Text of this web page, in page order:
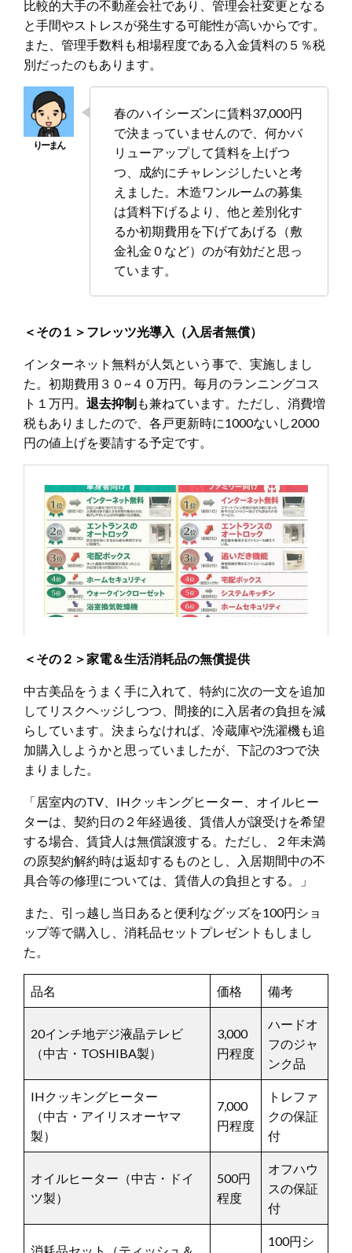
比較的大手の不動産会社であり、管理会社変更となる
と手間やストレスが発生する可能性が高いからです。
また、管理手数料も相場程度である入金賃料の５％税
別だったのもあります。
春のハイシーズンに賃料37,000円
で決まっていませんので、何かバ
リューアップして賃料を上げつ
つ、成約にチャレンジしたいと考
えました。木造ワンルームの募集
は賃料下げるより、他と差別化す
るか初期費用を下げてあげる（敷
金礼金０など）のが有効だと思っ
ています。
＜その１＞フレッツ光導入（入居者無償）
インターネット無料が人気という事で、実施しまし
た。初期費用３０~４０万円。毎月のランニングコス
ト１万円。 退去抑制も兼ねています。ただし、消費増
税もありましたので、各戸更新時に1000ないし2000
円の値上げを要請する予定です。
＜その２＞家電＆生活消耗品の無償提供
中古美品をうまく手に入れて、特約に次の一文を追加
してリスクヘッジしつつ、間接的に入居者の負担を減
らしています。決まらなければ、冷蔵庫や洗濯機も追
加購入しようかと思っていましたが、下記の3つで決
まりました。
「居室内のTV、IHクッキングヒーター、オイルヒー
ターは、契約日の２年経過後、賃借人が譲受けを希望
する場合、賃貸人は無償譲渡する。ただし、２年未満
の原契約解約時は返却するものとし、入居期間中の不
具合等の修理については、賃借人の負担とする。」
また、引っ越し当日あると便利なグッズを100円ショ
ップ等で購入し、消耗品セットプレゼントもしまし
た。
品名 価格 備考
20インチ地デジ液晶テレビ
（中古・TOSHIBA製）
3,000
円程度
ハードオ
フのジャ
ンク品
IHクッキングヒーター
（中古・アイリスオーヤマ
製）
7,000
円程度
トレファ
クの保証
付
オイルヒーター（中古・ドイ
ツ製）
500円
程度
オフハウ
スの保証
付
100円シ